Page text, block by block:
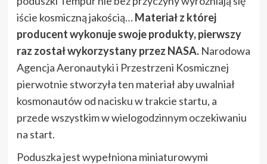
iście kosmiczną jakością…Materiałz której
producent wykonuje swoje produkty, pierwszy
raz został wykorzystany przez NASA. Narodowa
Agencja Aeronautyki i Przestrzeni Kosmicznej
pierwotnie stworzyła ten materiał aby uwalniał
kosmonautów od nacisku w trakcie startu, a
przede wszystkim w wielogodzinnym oczekiwaniu
na start.
Poduszka jest wypełniona miniaturowymi